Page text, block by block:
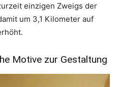
einzigen Zweigs der
um 3,1 Kilometer auf
Motive zur Gestaltung